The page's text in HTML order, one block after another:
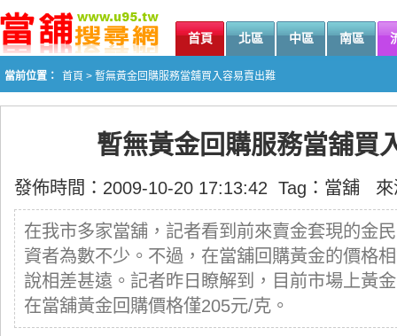
首頁 北區 中區 南區
當前位置： 首頁 > 暫無黃金回購服務當舖買入容易賣出難
暫無黃金回購服務當舖買
發佈時間：2009-10-20 17:13:42 Tag： 當舖 來
在我市多家當舖，記者看到前來賣金套現的金
資者為數不少。不過，在當舖回購黃金的價格
說相差甚遠。記者昨日瞭解到，目前市場上黃
在當舖黃金回購價格僅205元/克。